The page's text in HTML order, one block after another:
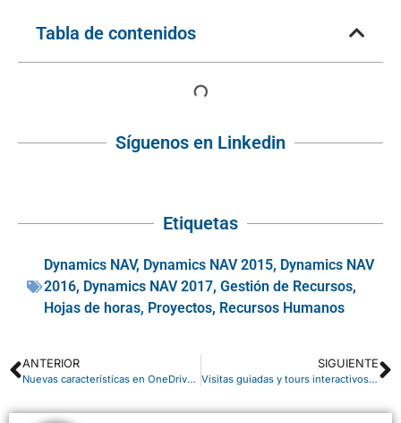
Tabla de contenidos
Síguenos en Linkedin
Etiquetas
Dynamics NAV, Dynamics NAV 2015, Dynamics NAV
2016, Dynamics NAV 2017, Gestión de Recursos,
Hojas de horas, Proyectos, Recursos Humanos
ANTERIOR
Nuevas características en OneDrive para Empresas
SIGUIENTE
Visitas guiadas y tours interactivos de Microsoft Dynamics NAV